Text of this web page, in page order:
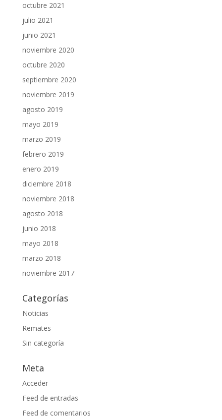
octubre 2021
julio 2021
junio 2021
noviembre 2020
octubre 2020
septiembre 2020
noviembre 2019
agosto 2019
mayo 2019
marzo 2019
febrero 2019
enero 2019
diciembre 2018
noviembre 2018
agosto 2018
junio 2018
mayo 2018
marzo 2018
noviembre 2017
Categorías
Noticias
Remates
Sin categoría
Meta
Acceder
Feed de entradas
Feed de comentarios